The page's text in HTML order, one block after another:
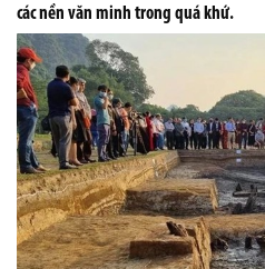
các nền văn minh trong quá khứ.